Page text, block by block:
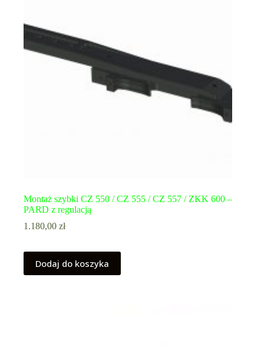
Montaż szybki CZ 550 / CZ 555 / CZ 557 / ZKK 600 –
PARD z regulacją
1.180,00 zł
Dodaj do koszyka